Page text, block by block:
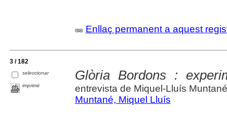
Enllaç permanent a aquest
3 / 182
seleccionar
imprimir
Glòria Bordons :
entrevista de Miquel-Lluís
Muntané, Miquel Lluís